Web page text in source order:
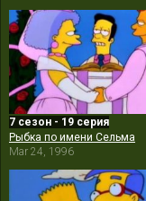
7 сезон - 19 серия
Рыбка по имени Сельма
Mar 24, 1996